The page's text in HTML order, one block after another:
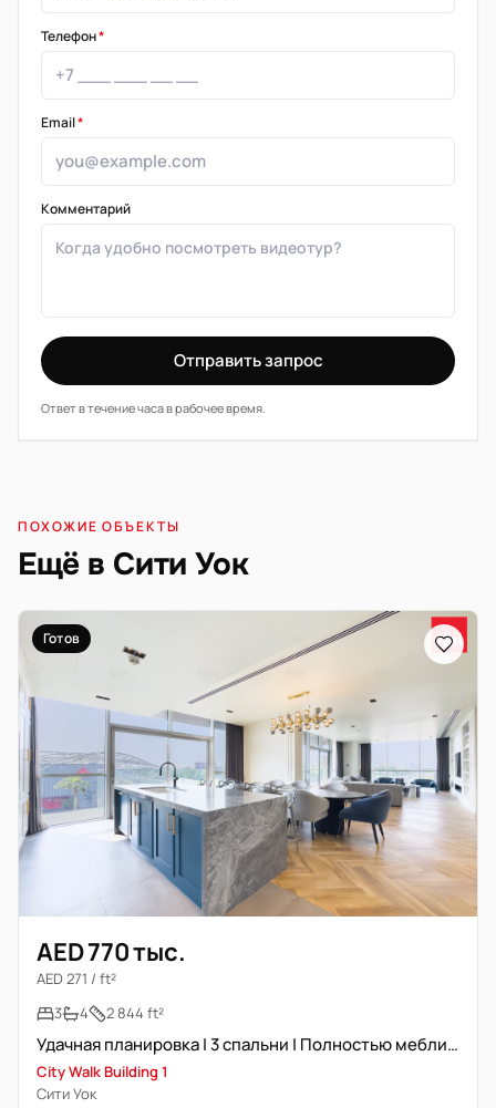
Телефон*
Email*
Комментарий
Отправить запрос
Ответ в течение часа в рабочее время.
ПОХОЖИЕ ОБЪЕКТЫ
Ещё в Сити Уок
Готов
AED 770 тыс.
AED 271 / ft²
3
4 2 844 ft²
Удачная планировка | 3 спальни | Полностью меблирована | Просторная
City Walk Building 1
Сити Уок